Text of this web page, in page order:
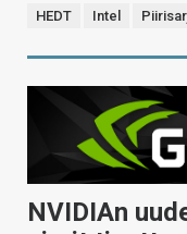
HEDT Intel
NVIDIAn